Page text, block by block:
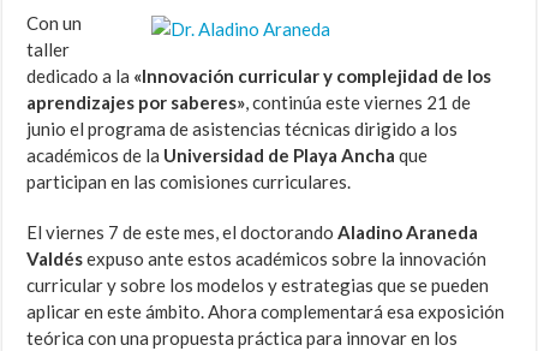
Con un
taller
dedicado a la «Innovación curricular y complejidad de los
aprendizajes por saberes», continúa este viernes 21 de
junio el programa de asistencias técnicas dirigido a los
académicos de la Universidad de Playa Ancha que
participan en las comisiones curriculares.
El viernes 7 de este mes, el doctorandoAladino Araneda
Valdésexpuso ante estos académicos sobre la innovación
curricular y sobre los modelos y estrategias que se pueden
aplicar en este ámbito. Ahora complementará esa exposición
teórica con una propuesta práctica para innovar en los